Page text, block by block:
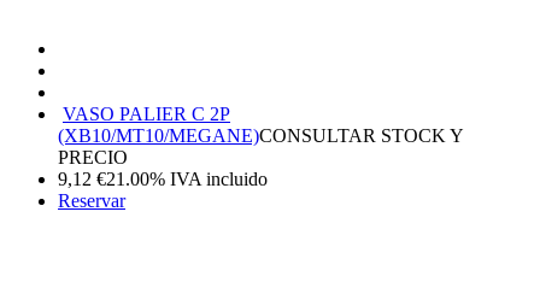
VASO PALIER C 2P
(XB10/MT10/MEGANE)CONSULTAR STOCK Y
PRECIO
9,12 €21.00% IVA incluido
Reservar